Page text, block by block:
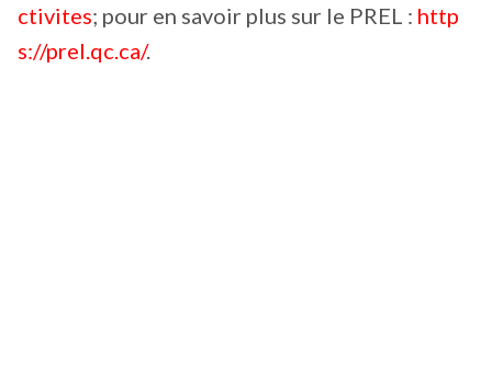
ctivites; pour en savoir plus sur le PREL : http
s://prel.qc.ca/.